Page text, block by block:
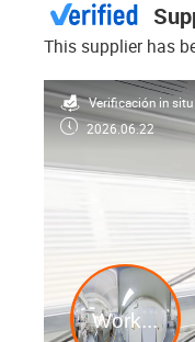
This supplier has
Verificación in
2026.06.22